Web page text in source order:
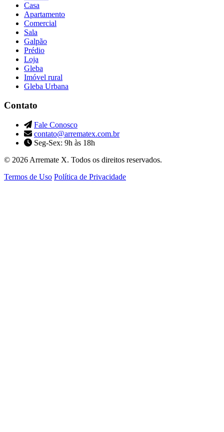
Casa
Apartamento
Comercial
Sala
Galpão
Prédio
Loja
Gleba
Imóvel rural
Gleba Urbana
Contato
Fale Conosco
contato@arrematex.com.br
Seg-Sex: 9h às 18h
© 2026 Arremate X. Todos os direitos reservados.
Termos de Uso Política de Privacidade